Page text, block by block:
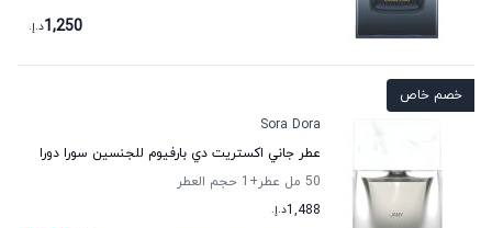
1,250د.إ.
خصم خاص
Sora Dora
عطر جاني اكستريت دي بارفيوم للجنسين سورا دورا
50 مل عطر
+1
حجم العطر
1,488د.إ.